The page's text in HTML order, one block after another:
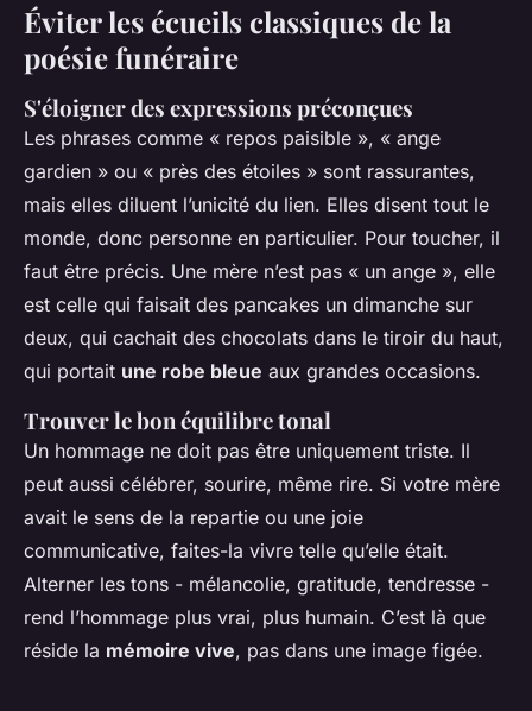
Éviter les écueils classiques de la
poésie funéraire
S'éloigner des expressions préconçues
Les phrases comme « repos paisible », « ange
gardien » ou « près des étoiles » sont rassurantes,
mais elles diluent l’unicité du lien. Elles disent tout le
monde, donc personne en particulier. Pour toucher, il
faut être précis. Une mère n’est pas « un ange », elle
est celle qui faisait des pancakes un dimanche sur
deux, qui cachait des chocolats dans le tiroir du haut,
qui portait une robe bleue aux grandes occasions.
Trouver le bon équilibre tonal
Un hommage ne doit pas être uniquement triste. Il
peut aussi célébrer, sourire, même rire. Si votre mère
avait le sens de la repartie ou une joie
communicative, faites-la vivre telle qu’elle était.
Alterner les tons - mélancolie, gratitude, tendresse -
rend l’hommage plus vrai, plus humain. C’est là que
réside la mémoire vive, pas dans une image figée.